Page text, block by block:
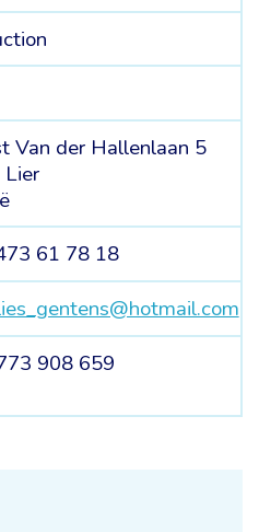
Van der Hallenlaan 5
61 78 18
908 659